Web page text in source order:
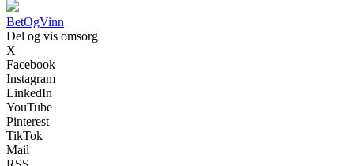
BetOgVinn
Del og vis omsorg
X
Facebook
Instagram
LinkedIn
YouTube
Pinterest
TikTok
Mail